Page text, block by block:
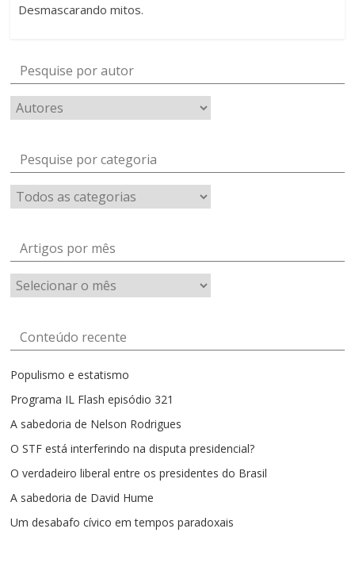
Desmascarando mitos.
Pesquise por autor
Pesquise por categoria
Artigos por mês
Artigos
por
Conteúdo recente
Populismo e estatismo
Programa IL Flash episódio 321
A sabedoria de Nelson Rodrigues
O STF está interferindo na disputa presidencial?
O verdadeiro liberal entre os presidentes do Brasil
A sabedoria de David Hume
Um desabafo cívico em tempos paradoxais